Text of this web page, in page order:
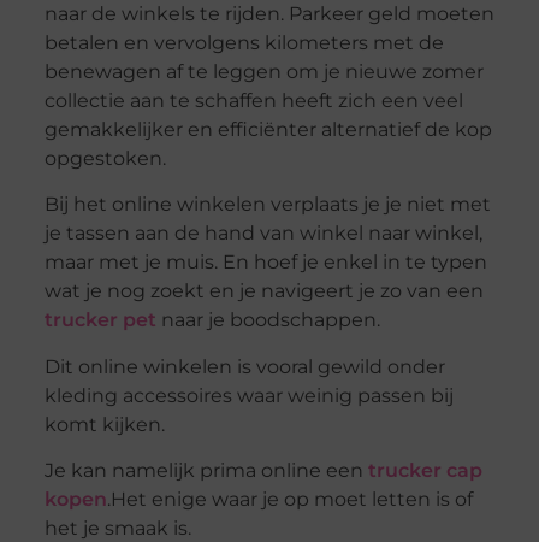
naar de winkels te rijden. Parkeer geld moeten
betalen en vervolgens kilometers met de
benewagen af te leggen om je nieuwe zomer
collectie aan te schaffen heeft zich een veel
gemakkelijker en efficiënter alternatief de kop
opgestoken.
Bij het online winkelen verplaats je je niet met
je tassen aan de hand van winkel naar winkel,
maar met je muis. En hoef je enkel in te typen
wat je nog zoekt en je navigeert je zo van een
trucker pet naar je boodschappen.
Dit online winkelen is vooral gewild onder
kleding accessoires waar weinig passen bij
komt kijken.
Je kan namelijk prima online een trucker cap
kopen.Het enige waar je op moet letten is of
het je smaak is.